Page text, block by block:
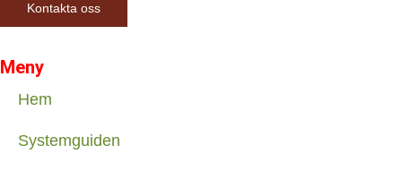
Kontakta oss
Meny
Hem
Systemguiden